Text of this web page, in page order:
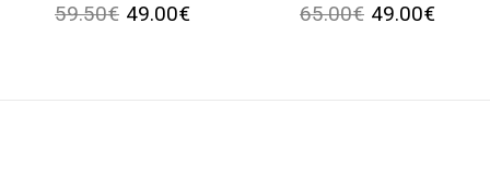
59.50€ 49.00€ 65.00€ 49.00€